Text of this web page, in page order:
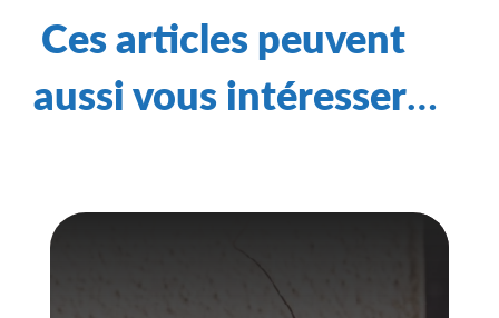
Ces articles peuvent
aussi vous intéresser…